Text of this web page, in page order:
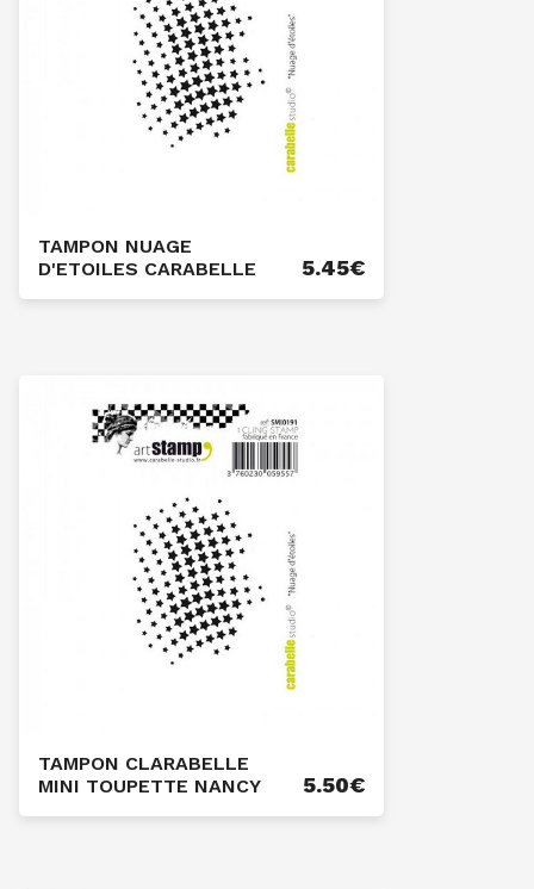
TAMPON NUAGE
D'ETOILES CARABELLE
5.45€
TAMPON CLARABELLE
MINI TOUPETTE NANCY
5.50€